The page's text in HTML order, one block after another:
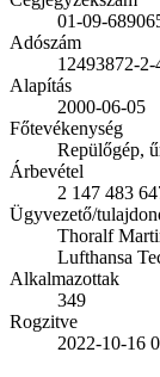
01-09-
Adószám
12493872-2-
Alapítás
2000-06-05
Főtevékenység
Repülőgép,
Árbevétel
2 147 483
Ügyvezető/
Thoralf
Lufthansa
Alkalmazottak
349
Rogzitve
2022-10-16